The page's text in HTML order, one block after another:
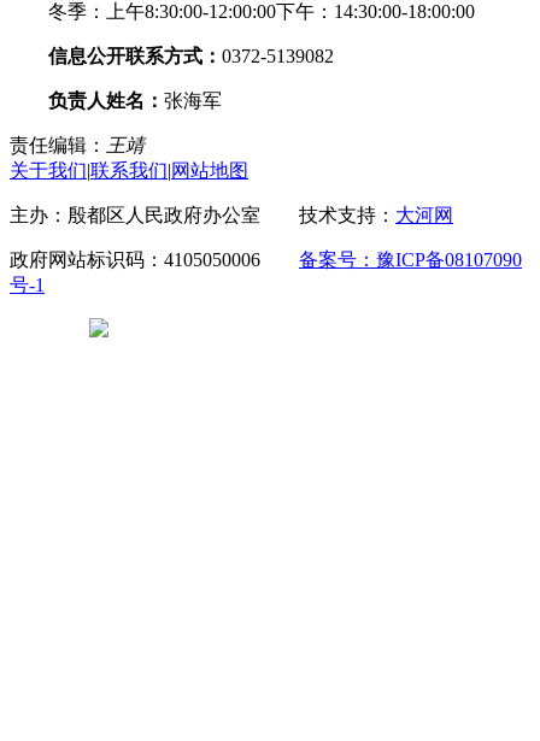
冬季：上午8:30:00-12:00:00下午：14:30:00-18:00:00
信息公开联系方式： 0372-5139082
负责人姓名： 张海军
责任编辑： 王靖
关于我们|联系我们|网站地图
主办：殷都区人民政府办公室 技术支持： 大河网
政府网站标识码：4105050006 备案号：豫ICP备08107090
号-1